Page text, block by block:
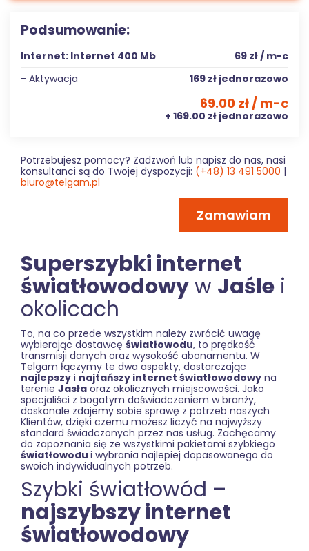
Podsumowanie:
Internet: Internet 400 Mb
69 zł / m-c
- Aktywacja
169 zł jednorazowo
69.00 zł / m-c
+ 169.00 zł jednorazowo
Potrzebujesz pomocy? Zadzwoń lub napisz do nas, nasi
konsultanci są do Twojej dyspozycji: (+48) 13 491 5000 |
biuro@telgam.pl
Zamawiam
Superszybki internet
światłowodowyw Jaśle i
okolicach
To, na co przede wszystkim należy zwrócić uwagę
wybierając dostawcęświatłowodu, to prędkość
transmisji danych oraz wysokość abonamentu. W
Telgam łączymy te dwa aspekty, dostarczając
najlepszy i najtańszy internet światłowodowy na
terenie Jasła oraz okolicznych miejscowości. Jako
specjaliści z bogatym doświadczeniem w branży,
doskonale zdajemy sobie sprawę z potrzeb naszych
Klientów, dzięki czemu możesz liczyć na najwyższy
standard świadczonych przez nas usług. Zachęcamy
do zapoznania się ze wszystkimi pakietami szybkiego
światłowodu i wybrania najlepiej dopasowanego do
swoich indywidualnych potrzeb.
Szybki światłowód –
najszybszy internet
światłowodowy